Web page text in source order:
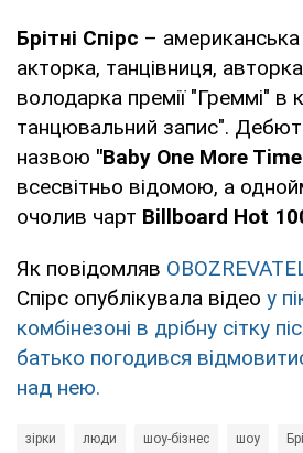
Брітні Спірс – американська
акторка, танцівниця, авторка
володарка премії "Греммі" в
танцювальний запис".
назвою "Baby One More
всесвітньо відомою, а
очолив чарт Billboard Hot
Як повідомляв
Спірс опублікувала відео у
комбінезоні в дрібну сітку
батько погодився
над нею.
зірки люди шоу-бізнес шоу